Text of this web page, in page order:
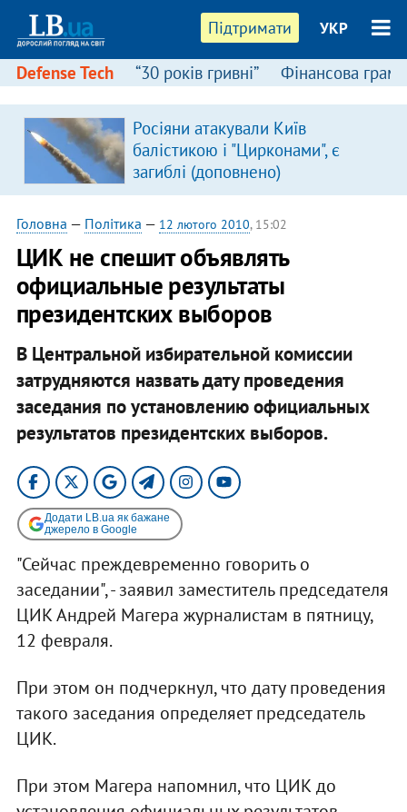
Підтримати УКР
Defense Tech “30 років гривні” Фінансова
Росіяни атакували Київ
балістикою і "Цирконами", є
загиблі (доповнено)
Головна — Політика — 12 лютого 2010, 15:02
ЦИК не спешит объявлять
официальные результаты
президентских выборов
В Центральной избирательной комиссии
затрудняются назвать дату проведения
заседания по установлению официальных
результатов президентских выборов.
Додати LB.ua як бажане
джерело в Google
"Сейчас преждевременно говорить о
заседании", - заявил заместитель председателя
ЦИК Андрей Магера журналистам в пятницу,
12 февраля.
При этом он подчеркнул, что дату проведения
такого заседания определяет председатель
ЦИК.
При этом Магера напомнил, что ЦИК до